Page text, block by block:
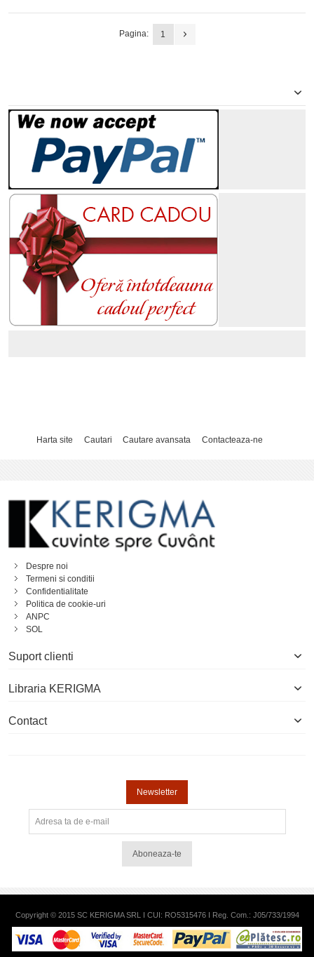
Pagina: 1
Harta site Cautari Cautare avansata Contacteaza-ne
Despre noi
Termeni si conditii
Confidentialitate
Politica de cookie-uri
ANPC
SOL
Suport clienti
Libraria KERIGMA
Contact
Newsletter
Aboneaza-te
Copyright © 2015 SC KERIGMA SRL I CUI: RO5315476 I Reg. Com.: J05/733/1994